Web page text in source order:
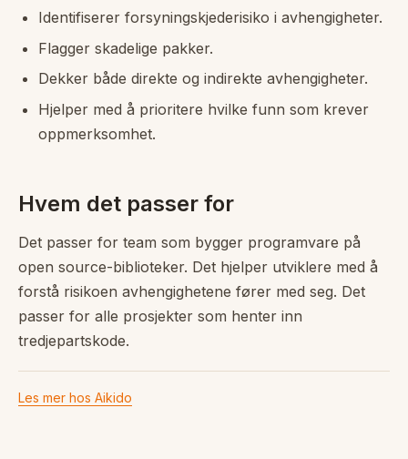
Identifiserer forsyningskjederisiko i avhengigheter.
Flagger skadelige pakker.
Dekker både direkte og indirekte avhengigheter.
Hjelper med å prioritere hvilke funn som krever
oppmerksomhet.
Hvem det passer for
Det passer for team som bygger programvare på
open source-biblioteker. Det hjelper utviklere med å
forstå risikoen avhengighetene fører med seg. Det
passer for alle prosjekter som henter inn
tredjepartskode.
Les mer hos Aikido